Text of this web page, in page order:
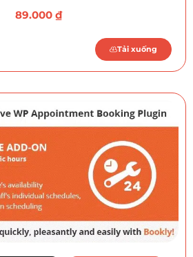
89.000 ₫
Tải xuống